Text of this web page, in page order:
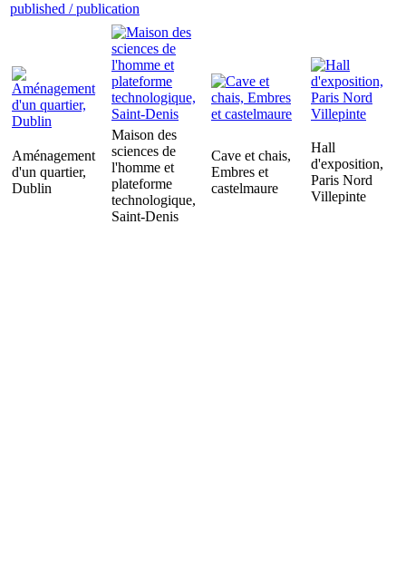
published / publication
Aménagement
d'un quartier,
Dublin
Maison des
sciences de
l'homme et
plateforme
technologique,
Saint-Denis
Cave et chais,
Embres et
castelmaure
Hall
d'exposition,
Paris Nord
Villepinte